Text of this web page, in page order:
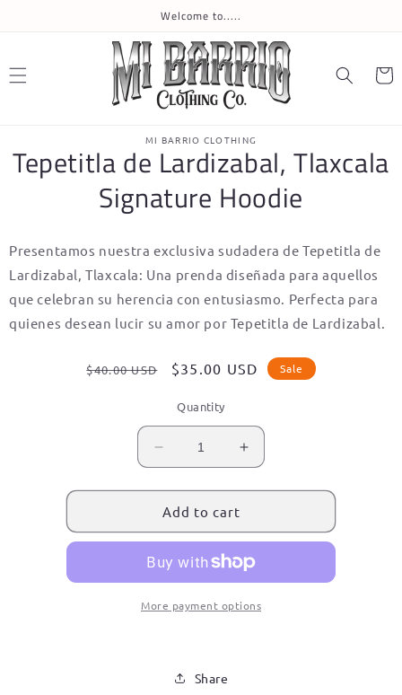
Welcome to.....
Cart
information
MI BARRIO CLOTHING
Tepetitla de Lardizabal, Tlaxcala
Signature Hoodie
Presentamos nuestra exclusiva sudadera de Tepetitla de
Lardizabal, Tlaxcala: Una prenda diseñada para aquellos
que celebran su herencia con entusiasmo. Perfecta para
quienes desean lucir su amor por Tepetitla de Lardizabal.
Regular
$40.00 USD
Sale
$35.00 USD Sale
Quantity
Decrease
quantity
for
Tepetitla
de
Lardizabal,
Tlaxcala
Signature
Hoodie
Increase
quantity
for
de
Tlaxcala
Signature
Hoodie
Add to cart
More payment options
Share